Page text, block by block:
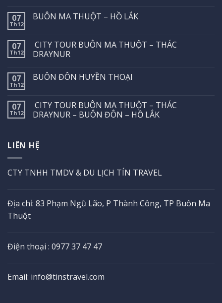
07
Th12
BUÔN MA THUỘT – HỒ LẮK
07
Th12
CITY TOUR BUÔN MA THUỘT – THÁC
DRAYNUR
07
Th12
BUÔN ĐÔN HUYỀN THOẠI
07
Th12
CITY TOUR BUÔN MA THUỘT – THÁC
DRAYNUR – BUÔN ĐÔN – HỒ LẮK
LIÊN HỆ
CTY TNHH TMDV & DU LỊCH TÍN TRAVEL
Địa chỉ: 83 Phạm Ngũ Lão, P Thành Công, TP Buôn Ma
Thuột
Điện thoại : 0977 37 47 47
Email: info@tinstravel.com